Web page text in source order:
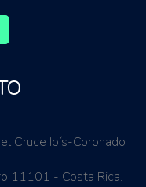
Cruce Ipís-Coronado
11101 - Costa Rica.